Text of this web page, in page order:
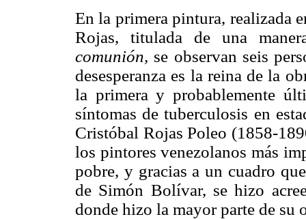
En la primera pintura, realizada
Rojas, titulada de una
comunión, se observan seis
desesperanza es la reina de la
la primera y probablemente
síntomas de tuberculosis en
Cristóbal Rojas Poleo (1858-
los pintores venezolanos más
pobre, y gracias a un cuadro
de Simón Bolívar, se hizo
donde hizo la mayor parte de su